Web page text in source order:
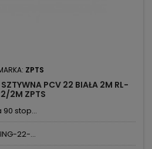
ZPTS
PCV 22 BIAŁA 2M RL-
2M ZPTS
90 stop...
22-...